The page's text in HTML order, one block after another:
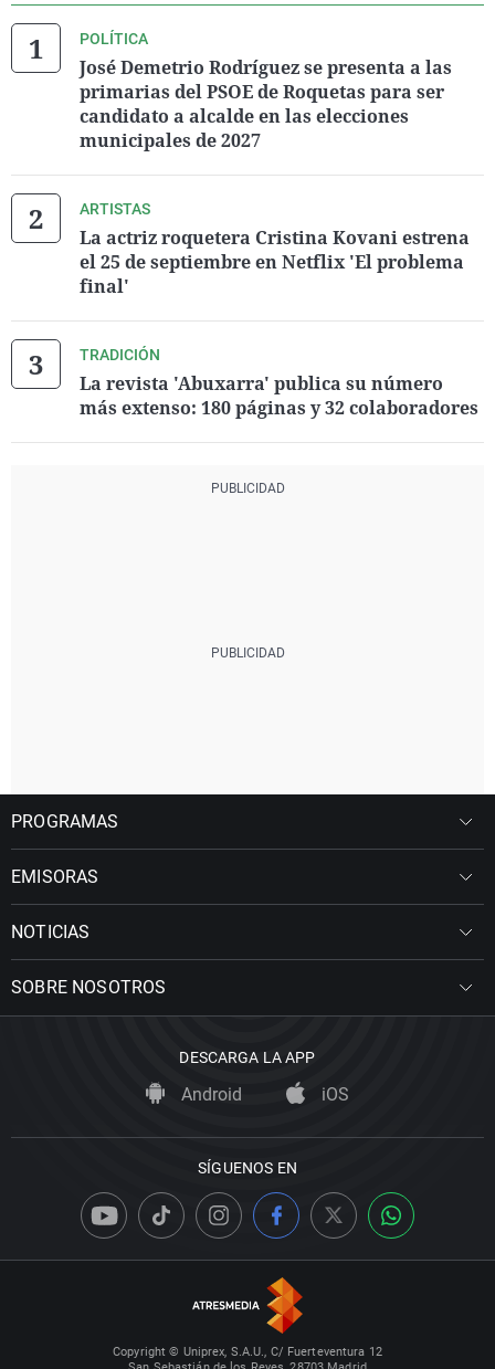
POLÍTICA
José Demetrio Rodríguez se presenta a las
primarias del PSOE de Roquetas para ser
candidato a alcalde en las elecciones
municipales de 2027
ARTISTAS
La actriz roquetera Cristina Kovani estrena
el 25 de septiembre en Netflix 'El problema
final'
TRADICIÓN
La revista 'Abuxarra' publica su número
más extenso: 180 páginas y 32 colaboradores
PROGRAMAS
EMISORAS
NOTICIAS
SOBRE NOSOTROS
DESCARGA LA APP
Android iOS
SÍGUENOS EN
Copyright © Uniprex, S.A.U., C/ Fuerteventura 12